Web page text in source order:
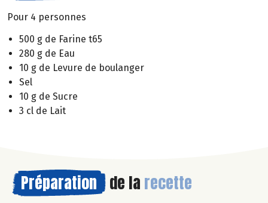
Pour 4 personnes
500 g de Farine t65
280 g de Eau
10 g de Levure de boulanger
Sel
10 g de Sucre
3 cl de Lait
Préparation de la recette